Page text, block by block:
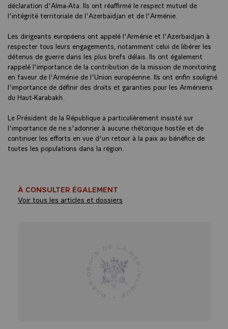
déclaration d'Alma-Ata. Ils ont réaffirmé le respect mutuel de
l'intégrité territoriale de l'Azerbaïdjan et de l'Arménie.
Les dirigeants européens ont appelé l'Arménie et l'Azerbaïdjan à
respecter tous leurs engagements, notamment celui de libérer les
détenus de guerre dans les plus brefs délais. Ils ont également
rappelé l'importance de la contribution de la mission de monitoring
en faveur de l'Arménie de l'Union européenne. Ils ont enfin souligné
l'importance de définir des droits et garanties pour les Arméniens
du Haut-Karabakh.
Le Président de la République a particulièrement insisté sur
l'importance de ne s'adonner à aucune rhétorique hostile et de
continuer les efforts en vue d'un retour à la paix au bénéfice de
toutes les populations dans la région.
À CONSULTER ÉGALEMENT
Voir tous les articles et dossiers